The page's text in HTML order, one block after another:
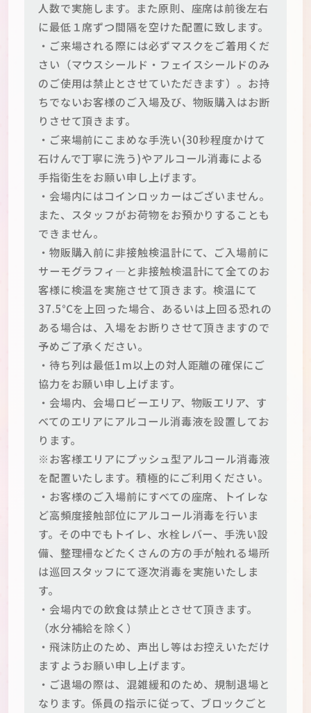
人数で実施します。また原則、座席は前後左右
に最低１席ずつ間隔を空けた配置に致します。
・ご来場される際には必ずマスクをご着用くだ
さい（マウスシールド・フェイスシールドのみ
のご使用は禁止とさせていただきます）。お持
ちでないお客様のご入場及び、物販購入はお断
りさせて頂きます。
・ご来場前にこまめな手洗い(30秒程度かけて
石けんで丁寧に洗う)やアルコール消毒による
手指衛生をお願い申し上げます。
・会場内にはコインロッカーはございません。
また、スタッフがお荷物をお預かりすることも
できません。
・物販購入前に非接触検温計にて、ご入場前に
サーモグラフィ―と非接触検温計にて全てのお
客様に検温を実施させて頂きます。検温にて
37.5℃を上回った場合、あるいは上回る恐れの
ある場合は、入場をお断りさせて頂きますので
予めご了承ください。
・待ち列は最低1m以上の対人距離の確保にご
協力をお願い申し上げます。
・会場内、会場ロビーエリア、物販エリア、す
べてのエリアにアルコール消毒液を設置してお
ります。
※お客様エリアにプッシュ型アルコール消毒液
を配置いたします。積極的にご利用ください。
・お客様のご入場前にすべての座席、トイレな
ど高頻度接触部位にアルコール消毒を行いま
す。その中でもトイレ、水栓レバー、手洗い設
備、整理柵などたくさんの方の手が触れる場所
は巡回スタッフにて逐次消毒を実施いたしま
す。
・会場内での飲食は禁止とさせて頂きます。
（水分補給を除く）
・飛沫防止のため、声出し等はお控えいただけ
ますようお願い申し上げます。
・ご退場の際は、混雑緩和のため、規制退場と
なります。係員の指示に従って、ブロックごと